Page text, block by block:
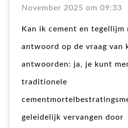
November 2025 om 09:33
Kan ik cement en tegellijm
antwoord op de vraag van
antwoorden: ja, je kunt
traditionele
geleidelijk vervangen door